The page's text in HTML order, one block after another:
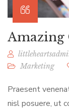
Amazing
Marketing
Praesent
nisl posuere, ut